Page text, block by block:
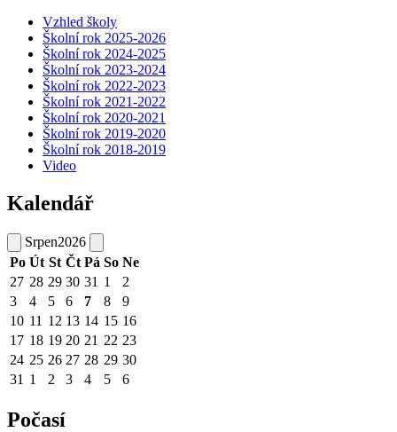
Vzhled školy
Školní rok 2025-2026
Školní rok 2024-2025
Školní rok 2023-2024
Školní rok 2022-2023
Školní rok 2021-2022
Školní rok 2020-2021
Školní rok 2019-2020
Školní rok 2018-2019
Video
Kalendář
Srpen2026
Po Út St Čt Pá So Ne
27 28 29 30 31 1
2
3
4 5 6 7 8
9
10 11 12 13 14 15 16
17 18 19 20 21 22 23
24 25 26 27 28 29 30
31 1 2 3 4 5 6
Počasí